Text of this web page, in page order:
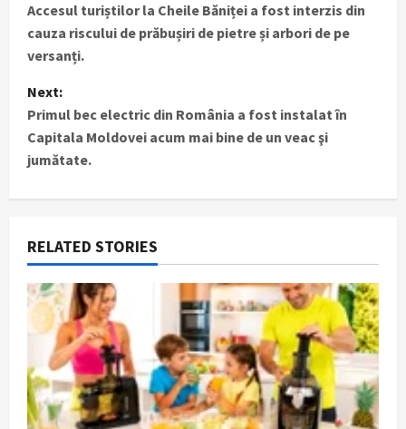
o
s
t
n
a
v
i
g
a
t
i
Accesul turiștilor la Cheile Băniței a fost interzis din
cauza riscului de prăbușiri de pietre și arbori de pe
versanți.
Next:
Primul bec electric din România a fost instalat în
Capitala Moldovei acum mai bine de un veac şi
jumătate.
RELATED STORIES